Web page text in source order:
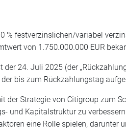
% festverzinslichen/variabel
von 1.750.000.000 EUR
24. Juli 2025 (der
bis zum Rückzahlungstag
der Strategie von Citigroup zum
und Kapitalstruktur zu
eine Rolle spielen,